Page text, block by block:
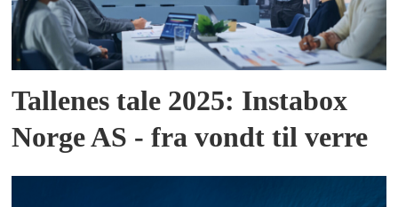
Tallenes tale 2025: Instabox
Norge AS - fra vondt til verre